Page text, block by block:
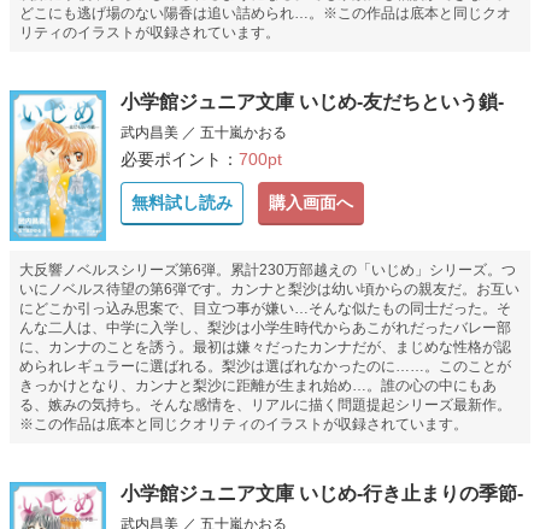
どこにも逃げ場のない陽香は追い詰められ…。※この作品は底本と同じクオ
リティのイラストが収録されています。
小学館ジュニア文庫 いじめ-友だちという鎖-
武内昌美 ／ 五十嵐かおる
必要ポイント： 700pt
無料試し読み 購入画面へ
大反響ノベルスシリーズ第6弾。累計230万部越えの「いじめ」シリーズ。つ
いにノベルス待望の第6弾です。カンナと梨沙は幼い頃からの親友だ。お互い
にどこか引っ込み思案で、目立つ事が嫌い…そんな似たもの同士だった。そ
んな二人は、中学に入学し、梨沙は小学生時代からあこがれだったバレー部
に、カンナのことを誘う。最初は嫌々だったカンナだが、まじめな性格が認
められレギュラーに選ばれる。梨沙は選ばれなかったのに……。このことが
きっかけとなり、カンナと梨沙に距離が生まれ始め…。誰の心の中にもあ
る、嫉みの気持ち。そんな感情を、リアルに描く問題提起シリーズ最新作。
※この作品は底本と同じクオリティのイラストが収録されています。
小学館ジュニア文庫 いじめ-行き止まりの季節-
武内昌美 ／ 五十嵐かおる